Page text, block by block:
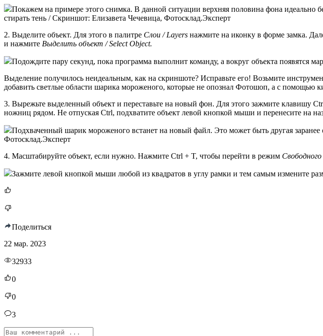
Покажем на примере этого снимка. В данной ситуации верхняя половина фона идеально
стирать тень / Скриншот: Елизавета Чечевица, Фотосклад.Эксперт
2. Выделите объект. Для этого в палитре Слои / Layers нажмите на иконку в форме замка.
и нажмите Выделить объект / Select Object.
Подождите пару секунд, пока программа выполнит команду, а вокруг объекта появятся
Выделение получилось неидеальным, как на скриншоте? Исправьте его! Возьмите
добавить светлые области шарика мороженого, которые не опознал Фотошоп, а с
3. Вырежьте выделенный объект и переставьте на новый фон. Для этого зажмите клавишу
ножниц рядом. Не отпуская Ctrl, подхватите объект левой кнопкой мыши и перенесите на
Подхваченный шарик мороженого встанет на новый файл. Это может быть другая
Фотосклад.Эксперт
4. Масштабируйте объект, если нужно. Нажмите Ctrl + T, чтобы перейти в режим
Зажмите левой кнопкой мыши любой из квадратов в углу рамки и тем самым измените
Поделиться
22 мар. 2023
32933
0
0
3